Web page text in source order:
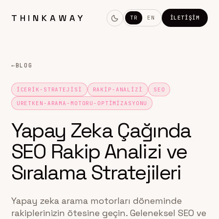
THINKAWAY TR EN İLETIŞIM
←BLOG
ICERIK-STRATEJISI RAKIP-ANALIZI
SEO
URETKEN-ARAMA-MOTORU-OPTIMIZASYONU
Yapay Zeka Çağında
SEO Rakip Analizi ve
Sıralama Stratejileri
Yapay zeka arama motorları döneminde
rakiplerinizin ötesine geçin. Geleneksel SEO ve